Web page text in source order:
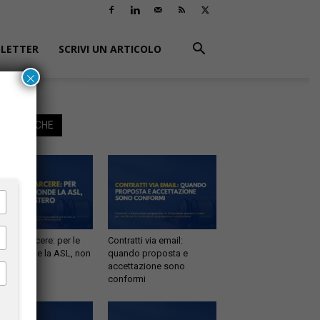
SCRIVI UN ARTICOLO
ANCHE
in carcere: per le
risponde la ASL, non
Contratti via email:
quando proposta e
accettazione sono
conformi
×